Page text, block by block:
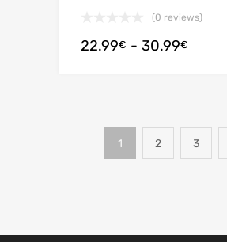
(0 reviews)
22.99€ - 30.99€
1 2 3